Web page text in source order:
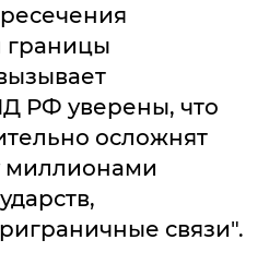
границы
РФ уверены, что
осложнят
миллионами
связи".